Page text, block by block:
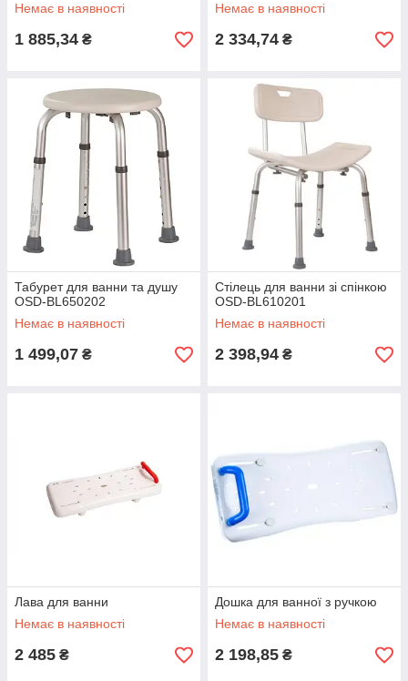
Немає в наявності
1 885,34 ₴
Немає в наявності
2 334,74 ₴
Табурет для ванни та душу
OSD-BL650202
Немає в наявності
1 499,07 ₴
Стілець для ванни зі спінкою
OSD-BL610201
Немає в наявності
2 398,94 ₴
Лава для ванни
Немає в наявності
2 485 ₴
Дошка для ванної з ручкою
Немає в наявності
2 198,85 ₴